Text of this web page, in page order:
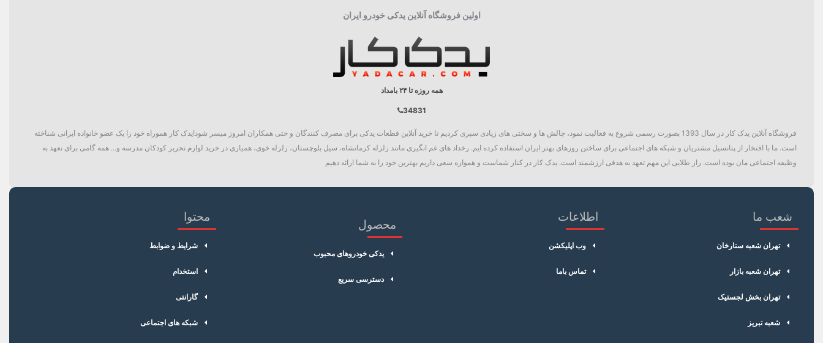
اولین فروشگاه آنلاین یدکی خودرو ایران
همه روزه تا ۲۴ بامداد
34831
فروشگاه آنلاین یدک کار در سال 1393 بصورت رسمی شروع به فعالیت نمود، چالش ها و سختی های زیادی سپری کردیم تا خرید آنلاین قطعات یدکی برای مصرف کنندگان و حتی همکاران امروز میسر شود!یدک کار هموراه خود را یک عضو خانواده ایرانی شناخته
است. ما با افتخار از پتانسیل مشتریان و شبکه های اجتماعی برای ساختن روزهای بهتر ایران استفاده کرده ایم. رخداد های غم انگیزی مانند زلزله کرمانشاه، سیل بلوچستان، زلزله خوی، همیاری در خرید لوازم تحریر کودکان مدرسه و... همه گامی برای تعهد به
وظیفه اجتماعی مان بوده است. راز طلایی این مهم تعهد به هدفی ارزشمند است. یدک کار در کنار شماست و همواره سعی داریم بهترین خود را به شما ارائه دهیم
شعب ما
تهران شعبه ستارخان
تهران شعبه بازار
تهران بخش لجستیک
شعبه تبریز
اطلاعات
وب اپلیکشن
تماس باما
محصول
یدکی خودروهای محبوب
دسترسی سریع
محتوا
شرایط و ضوابط
استخدام
گارانتی
شبکه های اجتماعی